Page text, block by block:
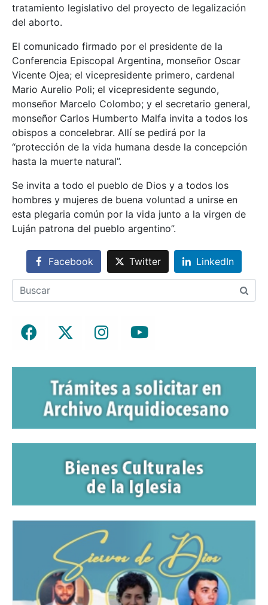
tratamiento legislativo del proyecto de legalización
del aborto.
El comunicado firmado por el presidente de la
Conferencia Episcopal Argentina, monseñor Oscar
Vicente Ojea; el vicepresidente primero, cardenal
Mario Aurelio Poli; el vicepresidente segundo,
monseñor Marcelo Colombo; y el secretario general,
monseñor Carlos Humberto Malfa invita a todos los
obispos a concelebrar. Allí se pedirá por la
“protección de la vida humana desde la concepción
hasta la muerte natural”.
Se invita a todo el pueblo de Dios y a todos los
hombres y mujeres de buena voluntad a unirse en
esta plegaria común por la vida junto a la virgen de
Luján patrona del pueblo argentino”.
Facebook Twitter LinkedIn